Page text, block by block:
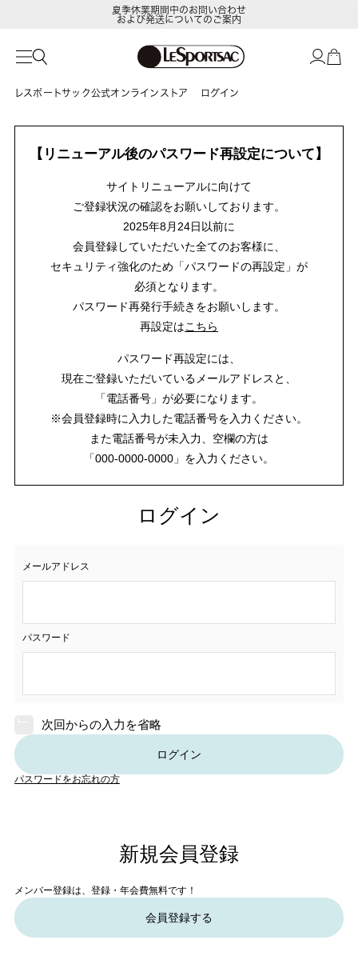
夏季休業期間中のお問い合わせ
および発送についてのご案内
レスポートサック公式オンラインストア ログイン
【リニューアル後のパスワード再設定について】
サイトリニューアルに向けて
ご登録状況の確認をお願いしております。
2025年8月24日以前に
会員登録していただいた全てのお客様に、
セキュリティ強化のため「パスワードの再設定」が
必須となります。
パスワード再発行手続きをお願いします。
再設定はこちら
パスワード再設定には、
現在ご登録いただいているメールアドレスと、
「電話番号」が必要になります。
※会員登録時に入力した電話番号を入力ください。
また電話番号が未入力、空欄の方は
「000-0000-0000」を入力ください。
ログイン
メールアドレス
パスワード
次回からの入力を省略
ログイン
パスワードをお忘れの方
新規会員登録
メンバー登録は、登録・年会費無料です！
会員登録する